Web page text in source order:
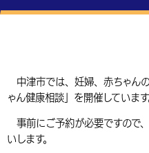
ふりが
言
中国語（繁体字）
届出・登録・証明
福祉・介護
税金
事業者の方へ
入札・契約
農林水産業
子育て・教育
中津市では、妊婦、赤ちゃん
ゃん健康相談」を開催しています
事前にご予約が必要ですので、
いします。